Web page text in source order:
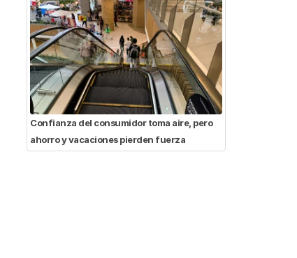
Confianza del consumidor toma aire, pero
ahorro y vacaciones pierden fuerza